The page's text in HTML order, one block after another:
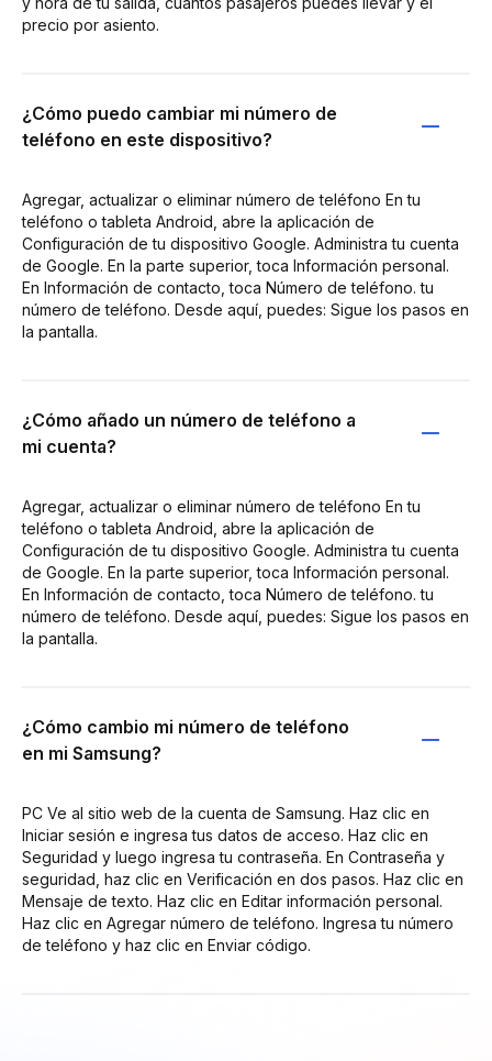
precio por asiento.
¿Cómo puedo cambiar mi número de
teléfono en este dispositivo?
Agregar, actualizar o eliminar número de teléfono En tu
teléfono o tableta Android, abre la aplicación de
Configuración de tu dispositivo Google. Administra tu cuenta
de Google. En la parte superior, toca Información personal.
En Información de contacto, toca Número de teléfono. tu
número de teléfono. Desde aquí, puedes: Sigue los pasos en
la pantalla.
¿Cómo añado un número de teléfono a
mi cuenta?
Agregar, actualizar o eliminar número de teléfono En tu
teléfono o tableta Android, abre la aplicación de
Configuración de tu dispositivo Google. Administra tu cuenta
de Google. En la parte superior, toca Información personal.
En Información de contacto, toca Número de teléfono. tu
número de teléfono. Desde aquí, puedes: Sigue los pasos en
la pantalla.
¿Cómo cambio mi número de teléfono
en mi Samsung?
PC Ve al sitio web de la cuenta de Samsung. Haz clic en
Iniciar sesión e ingresa tus datos de acceso. Haz clic en
Seguridad y luego ingresa tu contraseña. En Contraseña y
seguridad, haz clic en Verificación en dos pasos. Haz clic en
Mensaje de texto. Haz clic en Editar información personal.
Haz clic en Agregar número de teléfono. Ingresa tu número
de teléfono y haz clic en Enviar código.